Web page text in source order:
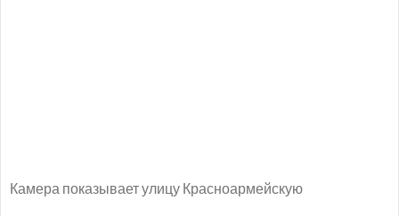
Камера показывает улицу Красноармейскую